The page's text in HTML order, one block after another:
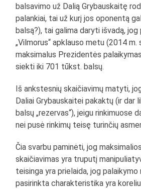
balsavimo už Dalią Grybauskaitę
palankiai, tai už kurį jos oponentą
balsą?), tai galima daryti išvadą,
„Vilmorus“ apklauso metu (2014 m.
maksimalus Prezidentės
siekti iki 701 tūkst. balsų.
Iš ankstesnių skaičiavimų matyti,
Daliai Grybauskaitei pakaktų (ir
balsų „rezervas“), jeigu rinkimuose
nei pusė rinkimų teisę turinčių
Čia svarbu paminėti, jog
skaičiavimas yra truputį
teisinga yra prielaida, jog
pasirinkta charakteristika yra